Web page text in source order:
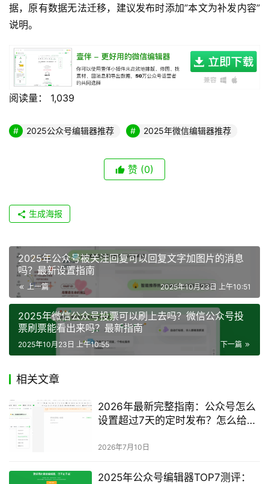
据，原有数据无法迁移，建议发布时添加”本文为补发内容”
说明。
阅读量： 1,039
2025公众号编辑器推荐 2025年微信编辑器推荐
赞 (0)
生成海报
2025年公众号被关注回复可以回复文字加图片的消息
吗？最新设置指南
上一篇 2025年10月23日 上午10:51
2025年微信公众号投票可以刷上去吗？微信公众号投
票刷票能看出来吗？最新指南
下一篇
2025年10月23日 上午10:55
相关文章
2026年最新完整指南：公众号怎么
设置超过7天的定时发布？怎么给不
2026年7月10日
2025年公众号编辑器TOP7测评：